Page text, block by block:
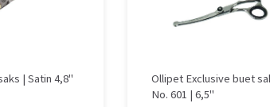
| Satin 4,8"
Ollipet Exclusive buet
No. 601 | 6,5"